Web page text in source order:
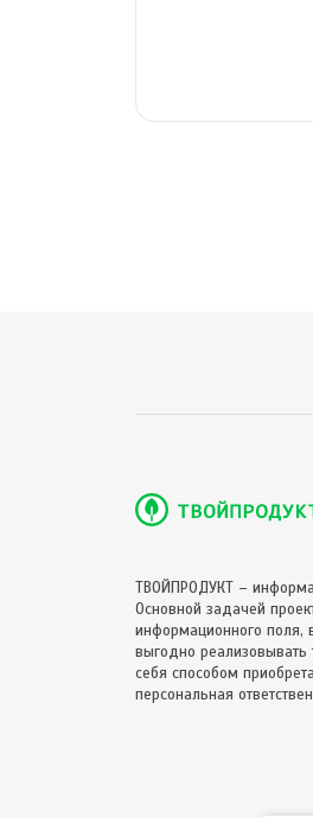
ТВОЙПРОДУКТ –
Основной задачей
информационного поля,
выгодно
себя способом
персональная